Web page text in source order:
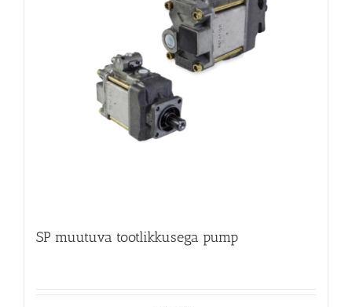
SP muutuva tootlikkusega pump